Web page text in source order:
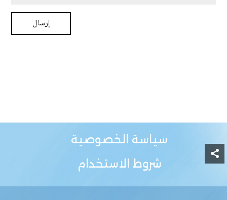
سياسة الخصوصية
شروط الاستخدام